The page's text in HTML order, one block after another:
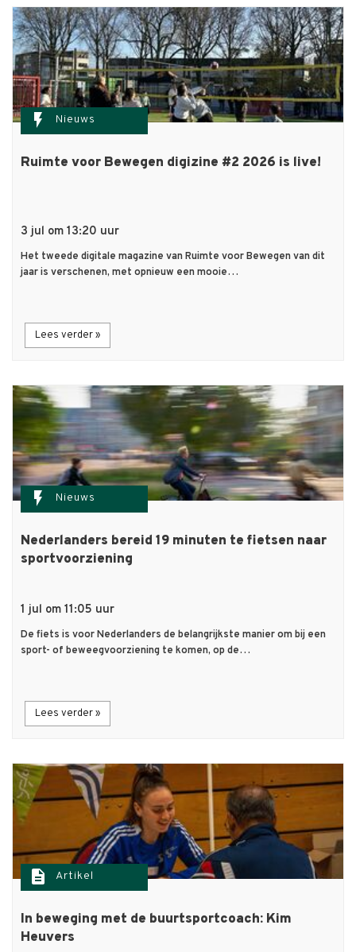
flash_on Nieuws
Ruimte voor Bewegen digizine #2 2026 is live!
3 jul om 13:20 uur
Het tweede digitale magazine van Ruimte voor Bewegen van dit
jaar is verschenen, met opnieuw een mooie…
Lees verder »
flash_on Nieuws
Nederlanders bereid 19 minuten te fietsen naar
sportvoorziening
1 jul om 11:05 uur
De fiets is voor Nederlanders de belangrijkste manier om bij een
sport- of beweegvoorziening te komen, op de…
Lees verder »
description Artikel
In beweging met de buurtsportcoach: Kim
Heuvers